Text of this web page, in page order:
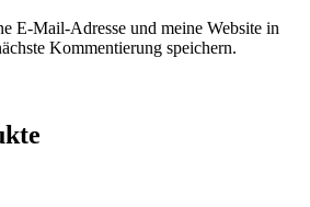
E-Mail-Adresse und meine Website in
Kommentierung speichern.